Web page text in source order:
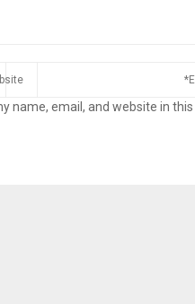
name, email, and website in